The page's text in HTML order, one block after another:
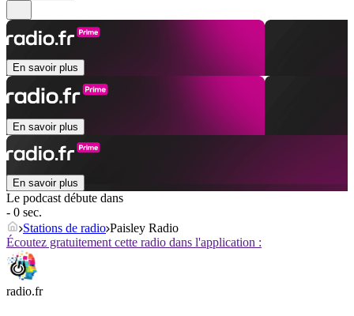
En savoir plus
En savoir plus
En savoir plus
Le podcast débute dans
- 0 sec.
Stations de radio Paisley Radio
Écoutez gratuitement cette radio dans l'application :
radio.fr